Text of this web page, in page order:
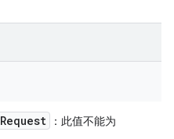
Request ：此值不能为